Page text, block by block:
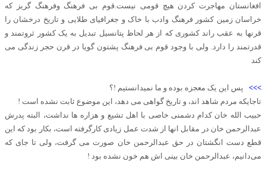
افغانستان مهاجرت کردن هیچ قومی نیست.قوم بی فرهنگ وفرهنگ گریز که
خراسان زمین کشور فرهنگ وادب با خاک و جغرافیای طلایی و تاریخ درخشان را
قرنها به عقب راند کشوری که از هر لحاظ پتانسیل تبدیل به یک کشور ثروتمند و
قدرتمند را دارد. ولی با وجود قوم بی فرهنگ پشتون گویا در قرن حجر زندگی می
کند
>>> پس این یک معجزه بوده و ما نمیدانستیم !؟
تاجایکه مردم شاهد اند، و تاریخ گواهی می دهد، این موضوع ثابت نشده است !
حبیب الله خان کدام دشمنی خاصی با اهل تشیع و هزاره ها نداشت، البته پدرش
عبدالرحمن خان در مقابل انها از شدت عمل زیادی کارگرفته است، بکار بود که این
قطع دست انگشتان در حق عبدالرحمن خان صورت می گرفت، ولی تا جای که
می‌دانیم، عبدالرحمن خان بینی اش هم خون نشده بود !